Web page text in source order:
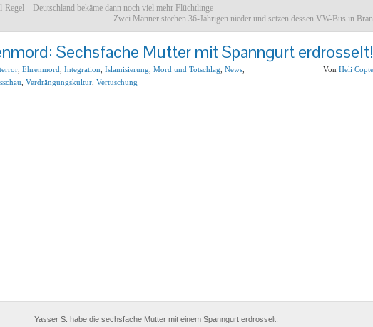
Regel – Deutschland bekäme dann noch viel mehr Flüchtlinge
Zwei Männer stechen 36-Jährigen nieder und setzen dessen VW-Bus in
Sechsfache Mutter mit Spanngurt erdrosselt!
Ehrenmord Integration Islamisierung Mord und Totschlag News
Verdrängungskultur Vertuschung
Von Heli
Yasser S. habe die sechsfache Mutter mit einem Spanngurt erdrosselt.